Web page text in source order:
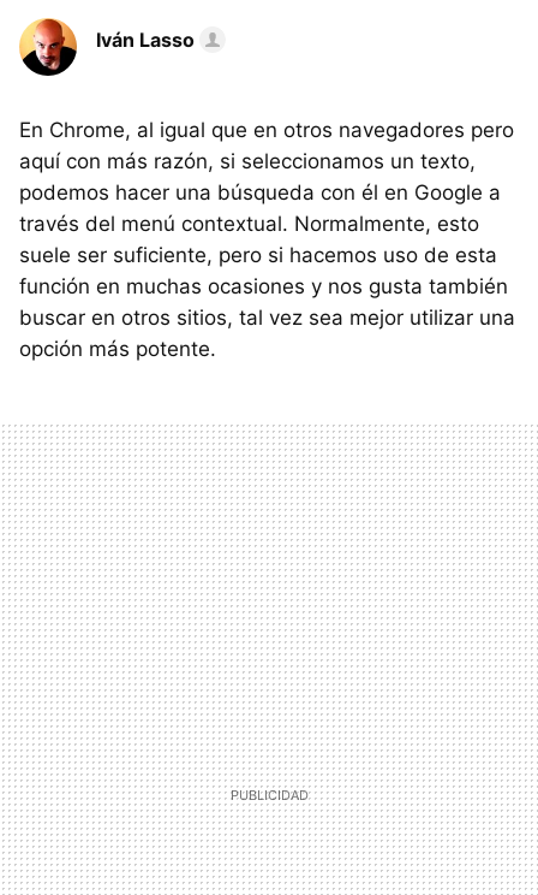
Iván Lasso
En Chrome, al igual que en otros navegadores pero
aquí con más razón, si seleccionamos un texto,
podemos hacer una búsqueda con él en Google a
través del menú contextual. Normalmente, esto
suele ser suficiente, pero si hacemos uso de esta
función en muchas ocasiones y nos gusta también
buscar en otros sitios, tal vez sea mejor utilizar una
opción más potente.